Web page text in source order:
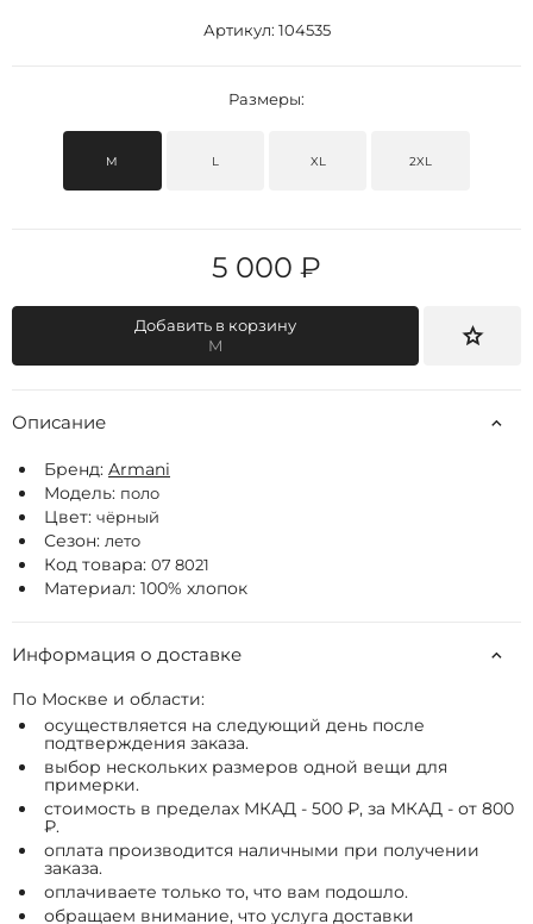
Артикул: 104535
Размеры:
M L XL 2XL
5 000 ₽
Добавить в корзину
M
Описание
Бренд: Armani
Модель: поло
Цвет: чёрный
Сезон: лето
Код товара: 07 8021
Материал: 100% хлопок
Информация о доставке
По Москве и области:
осуществляется на следующий день после
подтверждения заказа.
выбор нескольких размеров одной вещи для
примерки.
стоимость в пределах МКАД - 500 ₽, за МКАД - от 800
₽.
оплата производится наличными при получении
заказа.
оплачиваете только то, что вам подошло.
обращаем внимание, что услуга доставки